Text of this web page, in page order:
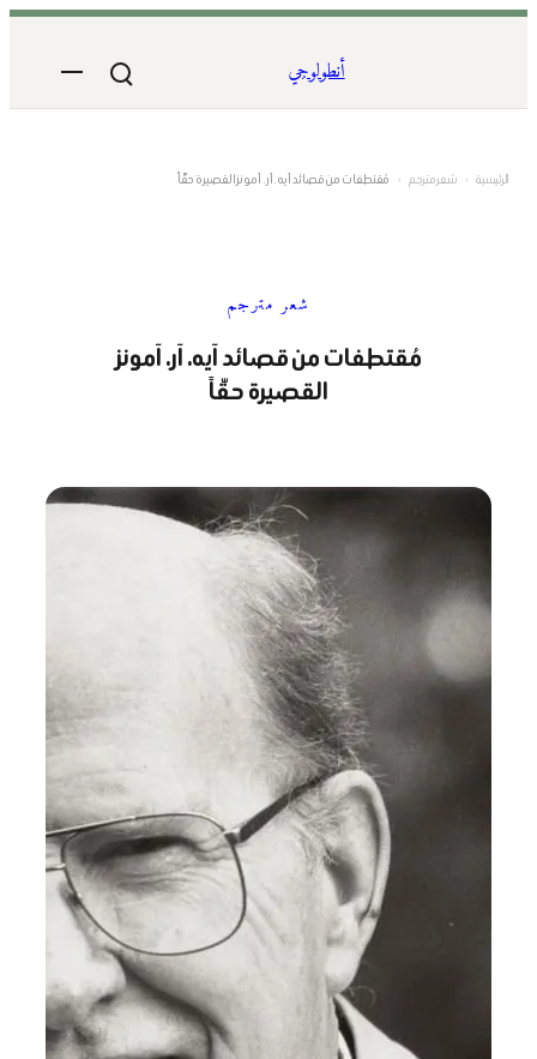
المحتوى
أنطولوجي
الرئيسية › شعر مترجم › مُقتطفات من قصائد آيه. آر. آمونز القصيرة حقّاً
شعر مترجم
مُقتطفات من قصائد آيه. آر. آمونز
القصيرة حقّاً